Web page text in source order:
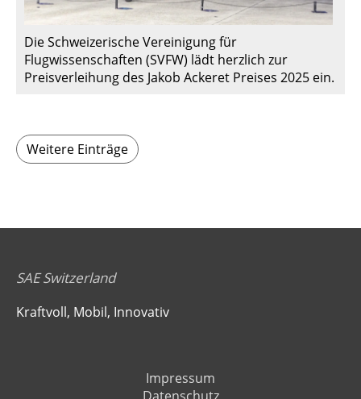
Die Schweizerische Vereinigung für
Flugwissenschaften (SVFW) lädt herzlich zur
Preisverleihung des Jakob Ackeret Preises 2025 ein.
Weitere Einträge
SAE Switzerland
Kraftvoll, Mobil, Innovativ
Impressum